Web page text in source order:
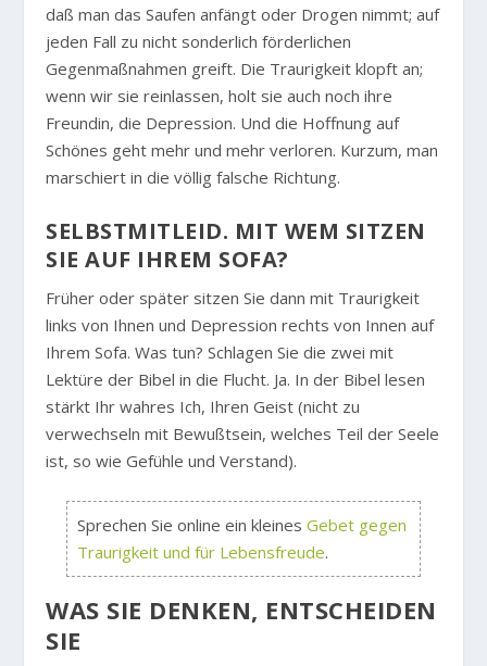
daß man das Saufen anfängt oder Drogen nimmt; auf
jeden Fall zu nicht sonderlich förderlichen
Gegenmaßnahmen greift. Die Traurigkeit klopft an;
wenn wir sie reinlassen, holt sie auch noch ihre
Freundin, die Depression. Und die Hoffnung auf
Schönes geht mehr und mehr verloren. Kurzum, man
marschiert in die völlig falsche Richtung.
SELBSTMITLEID. MIT WEM SITZEN
SIE AUF IHREM SOFA?
Früher oder später sitzen Sie dann mit Traurigkeit
links von Ihnen und Depression rechts von Innen auf
Ihrem Sofa. Was tun? Schlagen Sie die zwei mit
Lektüre der Bibel in die Flucht. Ja. In der Bibel lesen
stärkt Ihr wahres Ich, Ihren Geist (nicht zu
verwechseln mit Bewußtsein, welches Teil der Seele
ist, so wie Gefühle und Verstand).
Sprechen Sie online ein kleinesGebet gegen
Traurigkeit und für Lebensfreude.
WAS SIE DENKEN, ENTSCHEIDEN
SIE